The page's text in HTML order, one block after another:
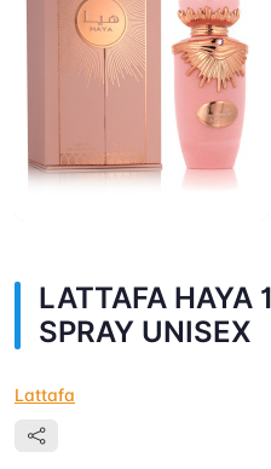
LATTAFA HAYA
SPRAY UNISEX
Lattafa